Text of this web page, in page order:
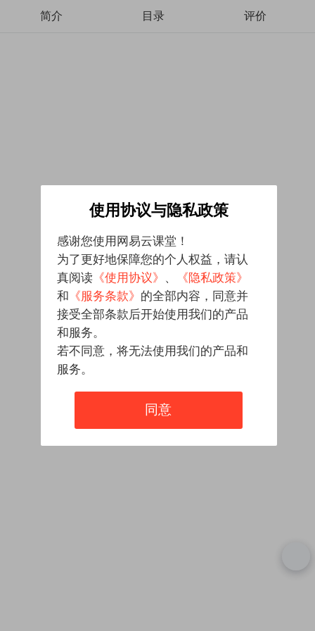
简介 目录 评价
使用协议与隐私政策
感谢您使用网易云课堂！
为了更好地保障您的个人权益，请认
真阅读 《使用协议》 、
《隐私政策》
和 《服务条款》 的全部内容，同意并
接受全部条款后开始使用我们的产品
和服务。
若不同意，将无法使用我们的产品和
服务。
同意